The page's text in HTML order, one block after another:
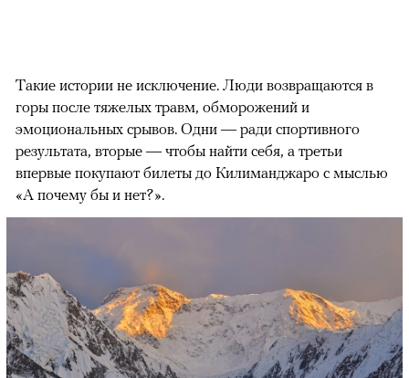
Такие истории не исключение. Люди возвращаются в
горы после тяжелых травм, обморожений и
эмоциональных срывов. Одни — ради спортивного
результата, вторые — чтобы найти себя, а третьи
впервые покупают билеты до Килиманджаро с мыслью
«А почему бы и нет?».